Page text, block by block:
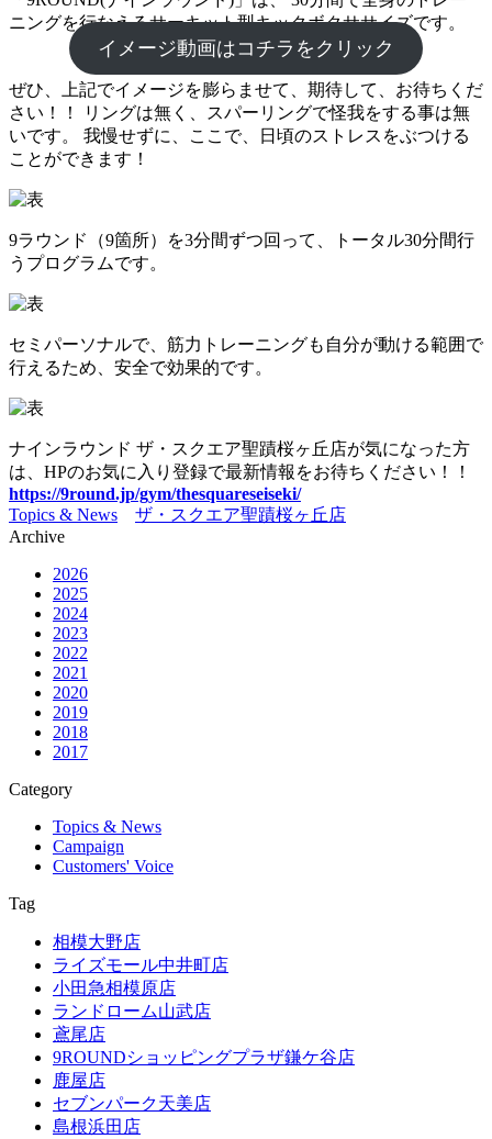
ニングを行なえるサーキット型キックボクササイズです。
イメージ動画はコチラをクリック
ぜひ、上記でイメージを膨らませて、期待して、お待ちくだ
さい！！ リングは無く、スパーリングで怪我をする事は無
いです。 我慢せずに、ここで、日頃のストレスをぶつける
ことができます！
9ラウンド（9箇所）を3分間ずつ回って、トータル30分間行
うプログラムです。
セミパーソナルで、筋力トレーニングも自分が動ける範囲で
行えるため、安全で効果的です。
ナインラウンド ザ・スクエア聖蹟桜ヶ丘店が気になった方
は、HPのお気に入り登録で最新情報をお待ちください！！
https://9round.jp/gym/thesquareseiseki/
Topics & News
ザ・スクエア聖蹟桜ヶ丘店
Archive
2026
2025
2024
2023
2022
2021
2020
2019
2018
2017
Category
Topics & News
Campaign
Customers' Voice
Tag
相模大野店
ライズモール中井町店
小田急相模原店
ランドローム山武店
鳶尾店
9ROUNDショッピングプラザ鎌ケ谷店
鹿屋店
セブンパーク天美店
島根浜田店